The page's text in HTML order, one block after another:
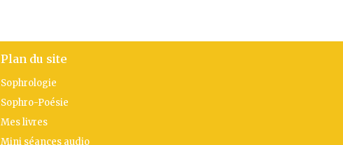
Plan du site
Sophrologie
Sophro-Poésie
Mes livres
Mini séances audio